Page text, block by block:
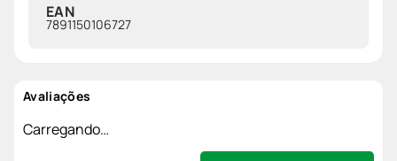
EAN
7891150106727
Avaliações
Carregando…